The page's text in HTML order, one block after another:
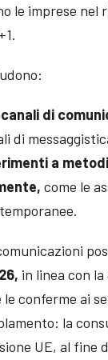
le imprese
di
di
a
come le
in linea con
conferme ai
la
UE, al